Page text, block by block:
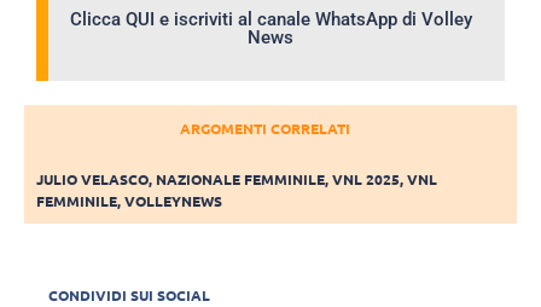
Clicca QUI e iscriviti al canale WhatsApp di Volley
News
ARGOMENTI CORRELATI
JULIO VELASCO, NAZIONALE FEMMINILE,VNL 2025,VNL
FEMMINILE,VOLLEYNEWS
CONDIVIDI SUI SOCIAL